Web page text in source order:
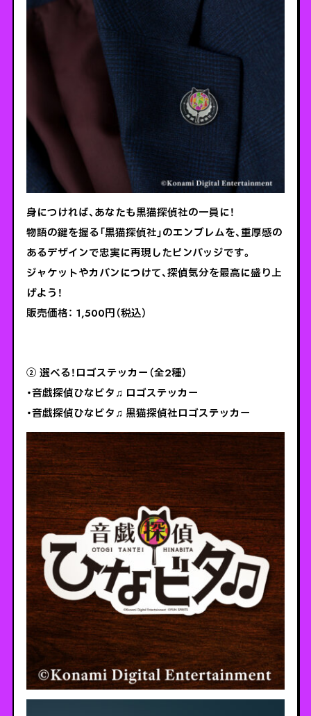
身につければ、あなたも黒猫探偵社の一員に！
物語の鍵を握る「黒猫探偵社」のエンブレムを、重厚感の
あるデザインで忠実に再現したピンバッジです。
ジャケットやカバンにつけて、探偵気分を最高に盛り上
げよう！
販売価格： 1,500円（税込）
② 選べる！ロゴステッカー（全2種）
・音戯探偵ひなビタ♫ ロゴステッカー
・音戯探偵ひなビタ♫ 黒猫探偵社ロゴステッカー